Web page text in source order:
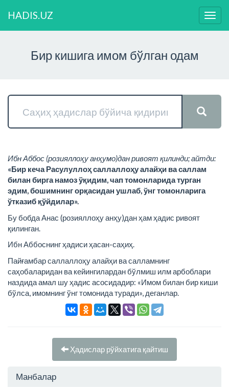
HADIS.UZ
Бир кишига имом бўлган одам
Ибн Аббос (розияллоҳу анҳумо)дан ривоят қилинди; айтди:
«Бир кеча Расулуллоҳ саллаллоҳу алайҳи ва саллам
билан бирга намоз ўқидим, чап томонларида турган
эдим, бошимнинг орқасидан ушлаб, ўнг томонларига
ўтказиб қўйдилар».
Бу бобда Анас (розияллоҳу анҳу)дан ҳам ҳадис ривоят
қилинган.
Ибн Аббоснинг ҳадиси ҳасан-саҳиҳ.
Пайғамбар саллаллоҳу алайҳи ва салламнинг
саҳобаларидан ва кейингилардан бўлмиш илм арбоблари
наздида амал шу ҳадис асосидадир: «Имом билан бир киши
бўлса, имомнинг ўнг томонида туради», деганлар.
Ҳадислар рўйхатига қайтиш
Манбалар